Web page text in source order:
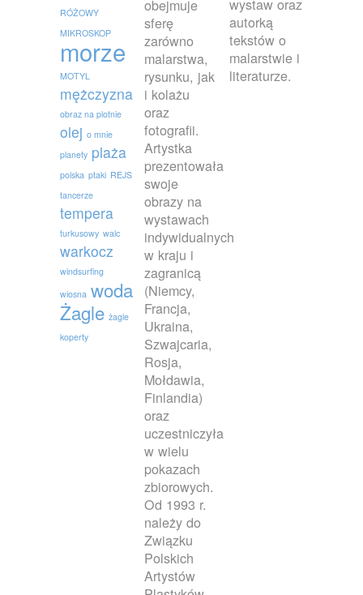
RÓŻOWY
MIKROSKOP
morze
MOTYL
mężczyzna
obraz na plotnie
olej o mnie
planety plaża
polska ptaki REJS
tancerze
tempera
turkusowy walc
warkocz
windsurfing
wiosna woda
Żagle żagle
koperty
obejmuje
sferę
zarówno
malarstwa,
rysunku, jak
i kolażu
oraz
fotografii.
Artystka
prezentowała
swoje
obrazy na
wystawach
indywidualnych
w kraju i
zagranicą
(Niemcy,
Francja,
Ukraina,
Szwajcaria,
Rosja,
Mołdawia,
Finlandia)
oraz
uczestniczyła
w wielu
pokazach
zbiorowych.
Od 1993 r.
należy do
Związku
Polskich
Artystów
autorką
tekstów o
malarstwie i
literaturze.